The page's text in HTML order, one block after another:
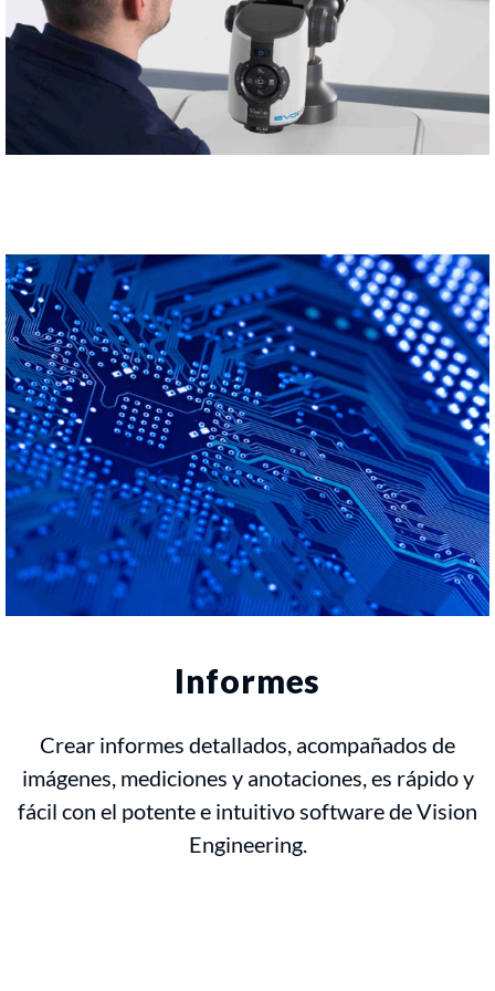
Informes
Crear informes detallados, acompañados de
imágenes, mediciones y anotaciones, es rápido y
fácil con el potente e intuitivo software de Vision
Engineering.